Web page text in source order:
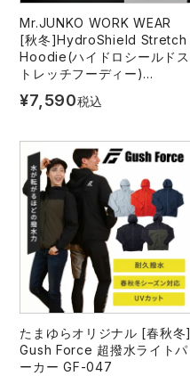
刺繍・プリント加工対
ネーム刺繍・プリント加工
作業着
ニット
ファン付きウェア
防寒
カジュアル
アタックベース
中塚被服
弘進ゴム
福山ゴム工業
Mr.JUNKO WORK WEAR
[秋冬]HydroShield Stretch
Hoodie(ハイドロシールドス
トレッチフーディー)
¥7,590税込
たまゆらオリジナル [春秋冬]
Gush Force 超撥水ライトパ
ーカー GF-047